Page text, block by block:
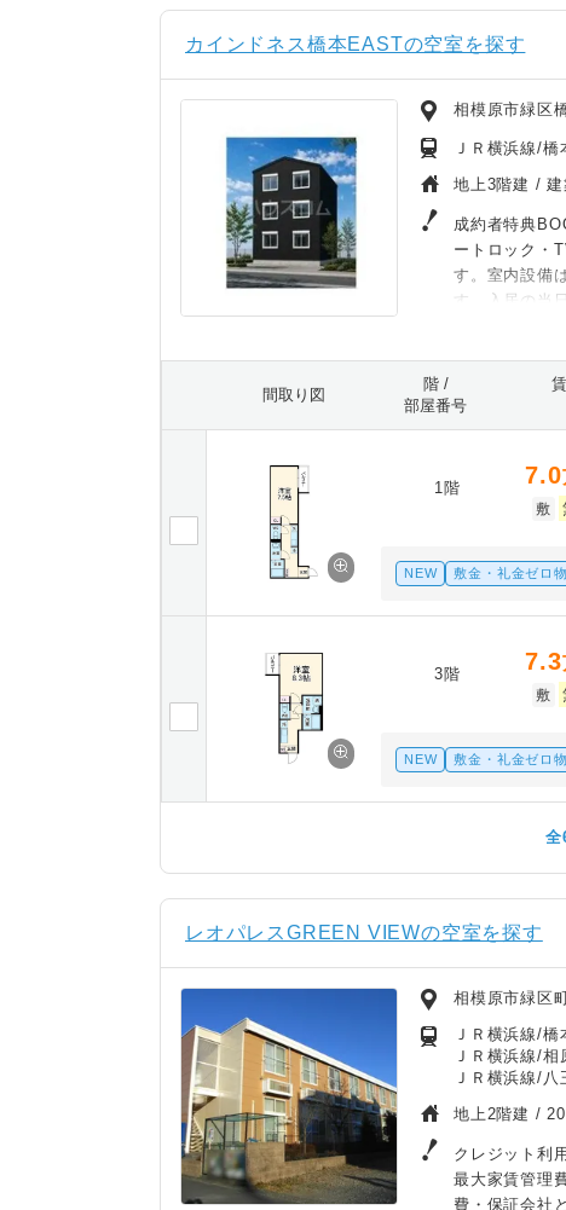
カインドネス橋本EASTの空室を探す
相模原市緑区
ＪＲ横浜線/橋
地上3階建 /
成約者特典
ートロック・
す。室内設備
す。入居の当
間取り図
階 /
部屋番号
1階 7.0
敷
NEW 敷金・礼金ゼロ
3階 7.3
敷
NEW 敷金・礼金ゼロ
全
レオパレスGREEN VIEWの空室を探す
相模原市緑区
ＪＲ横浜線/
ＪＲ横浜線/相
ＪＲ横浜線/
地上2階建 /
クレジット
最大家賃管理
費・保証会社